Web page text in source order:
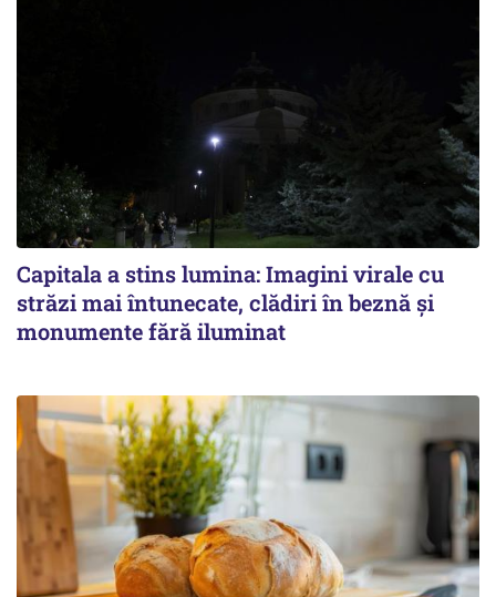
Capitala a stins lumina: Imagini virale cu
străzi mai întunecate, clădiri în beznă și
monumente fără iluminat